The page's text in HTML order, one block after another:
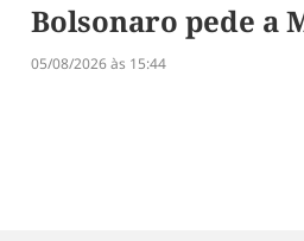
Bolsonaro pede a
05/08/2026 às 15:44